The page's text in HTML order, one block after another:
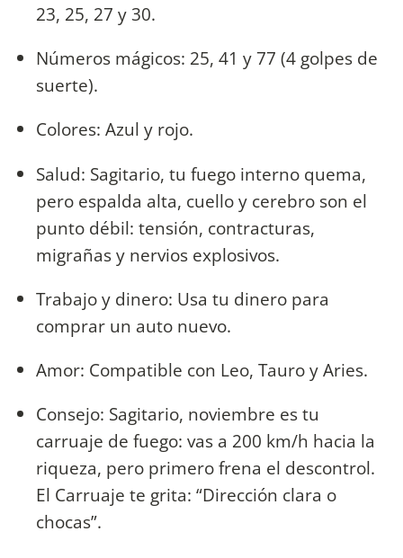
23, 25, 27 y 30.
Números mágicos: 25, 41 y 77 (4 golpes de
suerte).
Colores: Azul y rojo.
Salud: Sagitario, tu fuego interno quema,
pero espalda alta, cuello y cerebro son el
punto débil: tensión, contracturas,
migrañas y nervios explosivos.
Trabajo y dinero: Usa tu dinero para
comprar un auto nuevo.
Amor: Compatible con Leo, Tauro y Aries.
Consejo: Sagitario, noviembre es tu
carruaje de fuego: vas a 200 km/h hacia la
riqueza, pero primero frena el descontrol.
El Carruaje te grita: “Dirección clara o
chocas”.